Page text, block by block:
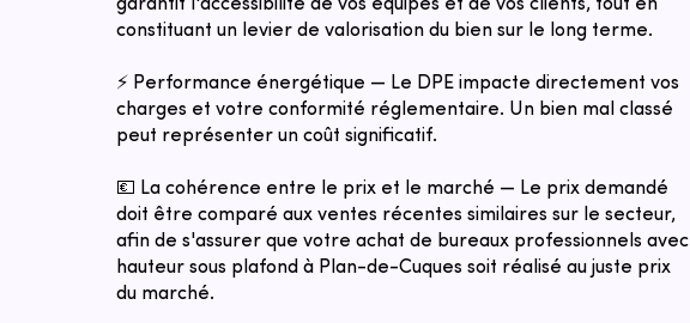
garantit l'accessibilité de vos équipes et de vos clients, tout en
constituant un levier de valorisation du bien sur le long terme.
⚡ Performance énergétique — Le DPE impacte directement vos
charges et votre conformité réglementaire. Un bien mal classé
peut représenter un coût significatif.
💶 La cohérence entre le prix et le marché — Le prix demandé
doit être comparé aux ventes récentes similaires sur le secteur,
afin de s'assurer que votre achat de bureaux professionnels avec
hauteur sous plafond à Plan-de-Cuques soit réalisé au juste prix
du marché.